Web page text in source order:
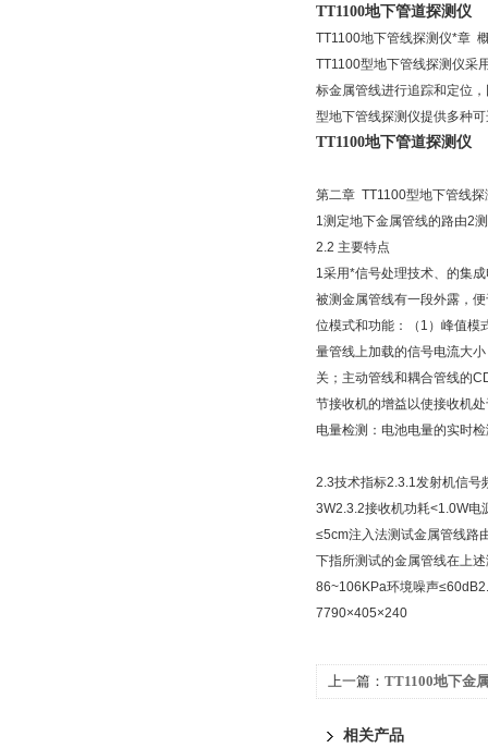
TT1100地下管道探测仪
TT1100地下管线探测仪*章
TT1100型地下管线探测仪采
标金属管线进行追踪和定位
型地下管线探测仪提供多种
TT1100地下管道探测仪
第二章 TT1100型地下管线
1测定地下金属管线的路由2
2.2 主要特点
1采用*信号处理技术、的集
被测金属管线有一段外露，
位模式和功能：（1）峰值模
量管线上加载的信号电流大
关；主动管线和耦合管线的
节接收机的增益以使接收
电量检测：电池电量的实时
2.3技术指标2.3.1发射机信
3W2.3.2接收机功耗<1.0W
≤5cm注入法测试金属管线路
下指所测试的金属管线在上
86~106KPa环境噪声
7790×405×240
上一篇： TT1100地下金
相关产品